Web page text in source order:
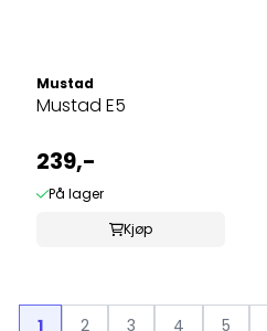
Mustad
Mustad E5
239,-
På lager
Kjøp
1 2 3 4 5